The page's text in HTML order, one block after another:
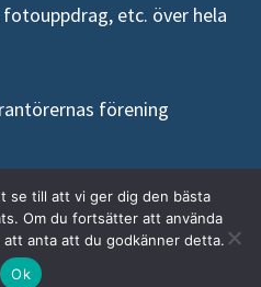
etc. över hela
förening
·Fotograf Göteborg
se till att vi ger dig den bästa
Om du fortsätter att använda
anta att du godkänner detta.
Ok